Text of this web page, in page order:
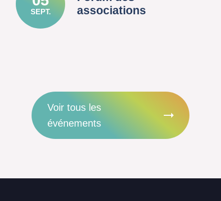
SEPT.
associations
Voir tous les
événements